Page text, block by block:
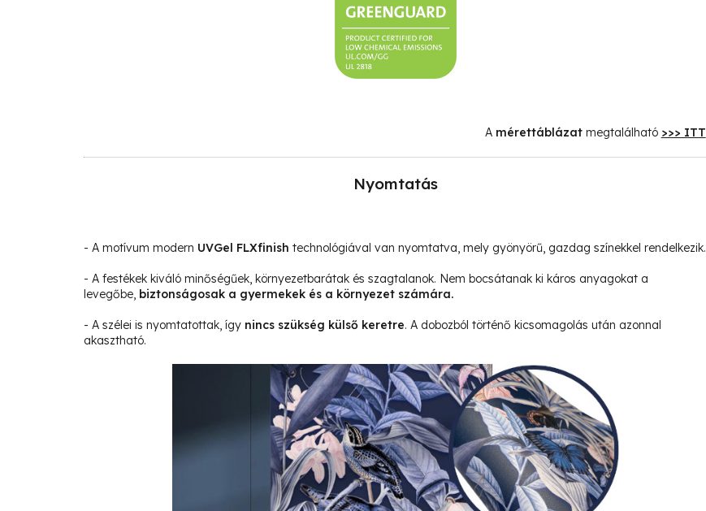
A mérettáblázat megtalálható >>> ITT
Nyomtatás
- A motívum modern UVGel FLXfinish technológiával van nyomtatva, mely gyönyörű, gazdag színekkel rendelkezik.
- A festékek kiváló minőségűek, környezetbarátak és szagtalanok. Nem bocsátanak ki káros anyagokat a
levegőbe, biztonságosak a gyermekek és a környezet számára.
- A szélei is nyomtatottak, így nincs szükség külső keretre. A dobozból történő kicsomagolás után azonnal
akasztható.